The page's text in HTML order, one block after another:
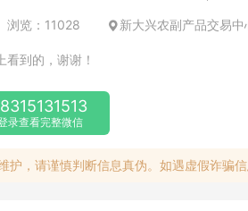
浏览：11028 新大兴农副产品交易中
上看到的，谢谢！
录查看完整微信
护，请谨慎判断信息真伪。如遇虚假诈骗